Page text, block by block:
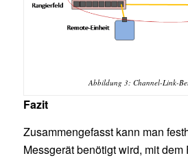
Abbildung 3: Channel-Link-
Fazit
Zusammengefasst kann man
Messgerät benötigt wird, mit dem